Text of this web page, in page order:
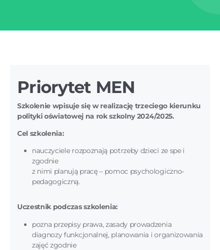
Priorytet MEN
Szkolenie wpisuje się w realizację trzeciego kierunku
polityki oświatowej na rok szkolny 2024/2025.
Cel szkolenia:
nauczyciele rozpoznają potrzeby dzieci ze spe i
zgodnie
z nimi planują pracę – pomoc psychologiczno-
pedagogiczną.
Uczestnik podczas szkolenia:
pozna przepisy prawa, zasady prowadzenia
diagnozy funkcjonalnej, planowania i organizowania
zajęć zgodnie